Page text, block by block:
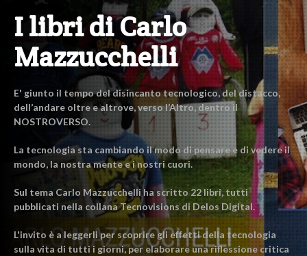
I libri di Carlo
Mazzucchelli
E' giunto il tempo del disincanto tecnologico, del distacco,
dell’andare oltre e altrove, verso l’Altro, dentro il
NOSTROVERSO.
La tecnologia sta cambiando il modo di pensare e di vedere il
mondo, la nostra mente e i nostri cuori.
Sul tema Carlo Mazzucchelli ha scritto 22 libri, tutti
pubblicati nella collana Tecnovisions di Delos Digital.
L'invito è a leggerli per scoprire gli effetti della tecnologia
sulla vita di tutti i giorni, per elaborare una riflessione critica